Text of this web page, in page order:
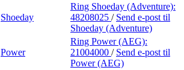
Shoeday
Ring Shoeday (Adventure):
48208025 / Send e-post til
Shoeday (Adventure)
Power
Ring Power (AEG):
21004000 / Send e-post til
Power (AEG)